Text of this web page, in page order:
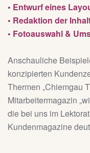
• Entwurf eines
• Redaktion der
• Fotoauswahl &
Anschauliche
konzipierten
Thermen „Chiemgau
Mitarbeitermagazin
die bei uns im
Kundenmagazine